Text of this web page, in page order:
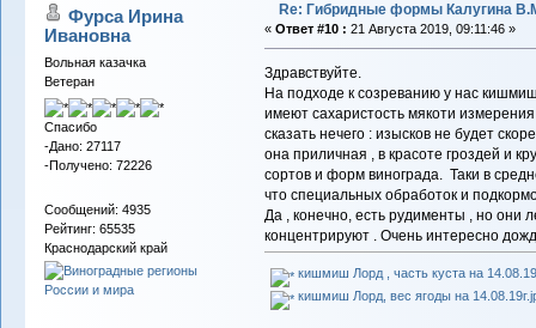
Фурса Ирина
Ивановна
Вольная казачка
Ветеран
Спасибо
-Дано: 27117
-Получено: 72226
Сообщений: 4935
Рейтинг: 65535
Краснодарский край
Re: Гибридные формы Калугина
« Ответ #10 : 21 Августа 2019, 09:11:46 »
Здравствуйте.
На подходе к созреванию у нас
имеют сахаристость мякоти
сказать нечего : изысков не будет
она приличная , в красоте гроздей и
сортов и форм винограда. Таки в
что специальных обработок и
Да , конечно, есть рудименты , но они
концентрируют . Очень интересно
кишмиш Лорд , часть куста на
кишмиш Лорд, вес ягоды на